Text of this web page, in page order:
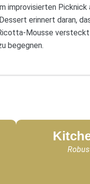
improvisierten
erinnert daran,
Mousse versteckt
begegnen.